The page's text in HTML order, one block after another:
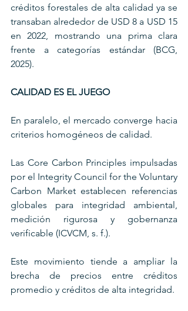
créditos forestales de alta calidad ya se
transaban alrededor de USD 8 a USD 15
en 2022, mostrando una prima clara
frente a categorías estándar (BCG,
2025).
CALIDAD ES EL JUEGO
En paralelo, el mercado converge hacia
criterios homogéneos de calidad.
Las Core Carbon Principles impulsadas
por el Integrity Council for the Voluntary
Carbon Market establecen referencias
globales para integridad ambiental,
medición rigurosa y gobernanza
verificable (ICVCM, s. f.).
Este movimiento tiende a ampliar la
brecha de precios entre créditos
promedio y créditos de alta integridad.